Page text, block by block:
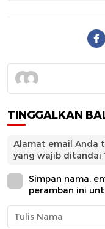
TINGGALKAN
Alamat email Anda
yang wajib ditandai
Simpan nama,
peramban ini